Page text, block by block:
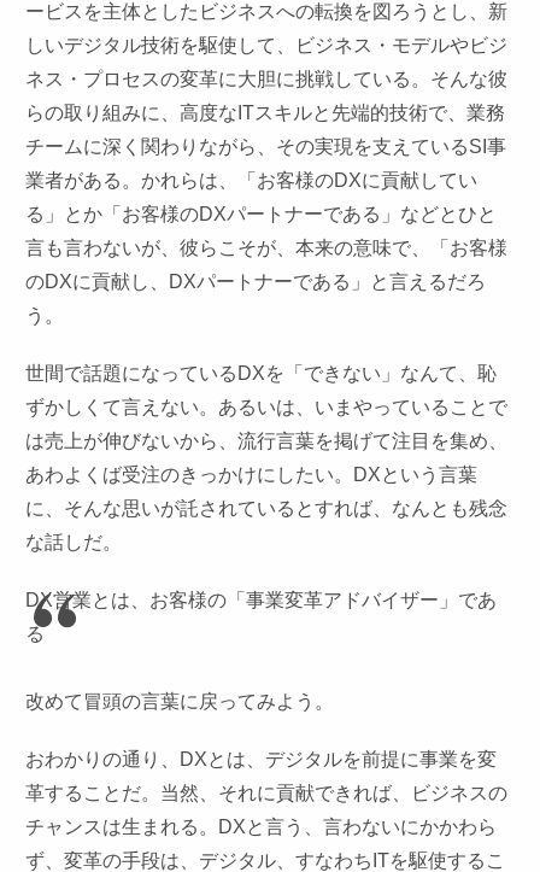
ービスを主体としたビジネスへの転換を図ろうとし、新
しいデジタル技術を駆使して、ビジネス・モデルやビジ
ネス・プロセスの変革に大胆に挑戦している。そんな彼
らの取り組みに、高度なITスキルと先端的技術で、業務
チームに深く関わりながら、その実現を支えているSI事
業者がある。かれらは、「お客様のDXに貢献してい
る」とか「お客様のDXパートナーである」などとひと
言も言わないが、彼らこそが、本来の意味で、「お客様
のDXに貢献し、DXパートナーである」と言えるだろ
う。
世間で話題になっているDXを「できない」なんて、恥
ずかしくて言えない。あるいは、いまやっていることで
は売上が伸びないから、流行言葉を掲げて注目を集め、
あわよくば受注のきっかけにしたい。DXという言葉
に、そんな思いが託されているとすれば、なんとも残念
な話しだ。
DX営業とは、お客様の「事業変革アドバイザー」であ
る
改めて冒頭の言葉に戻ってみよう。
おわかりの通り、DXとは、デジタルを前提に事業を変
革することだ。当然、それに貢献できれば、ビジネスの
チャンスは生まれる。DXと言う、言わないにかかわら
ず、変革の手段は、デジタル、すなわちITを駆使するこ